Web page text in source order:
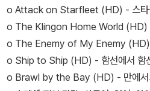
o Attack on Starfleet (HD) - 스타
o The Klingon Home World (HD)
o The Enemy of My Enemy (HD)
o Ship to Ship (HD) - 함선에서 함
o Brawl by the Bay (HD) - 만에서